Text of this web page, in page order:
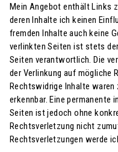
Mein Angebot enthält Links
deren Inhalte ich keinen
fremden Inhalte auch keine
verlinkten Seiten ist stets
Seiten verantwortlich. Die
der Verlinkung auf mögliche
Rechtswidrige Inhalte
erkennbar. Eine permanente
Seiten ist jedoch ohne
Rechtsverletzung nicht
Rechtsverletzungen werde